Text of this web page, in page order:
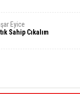
Eyice
Sahip Cıkalım